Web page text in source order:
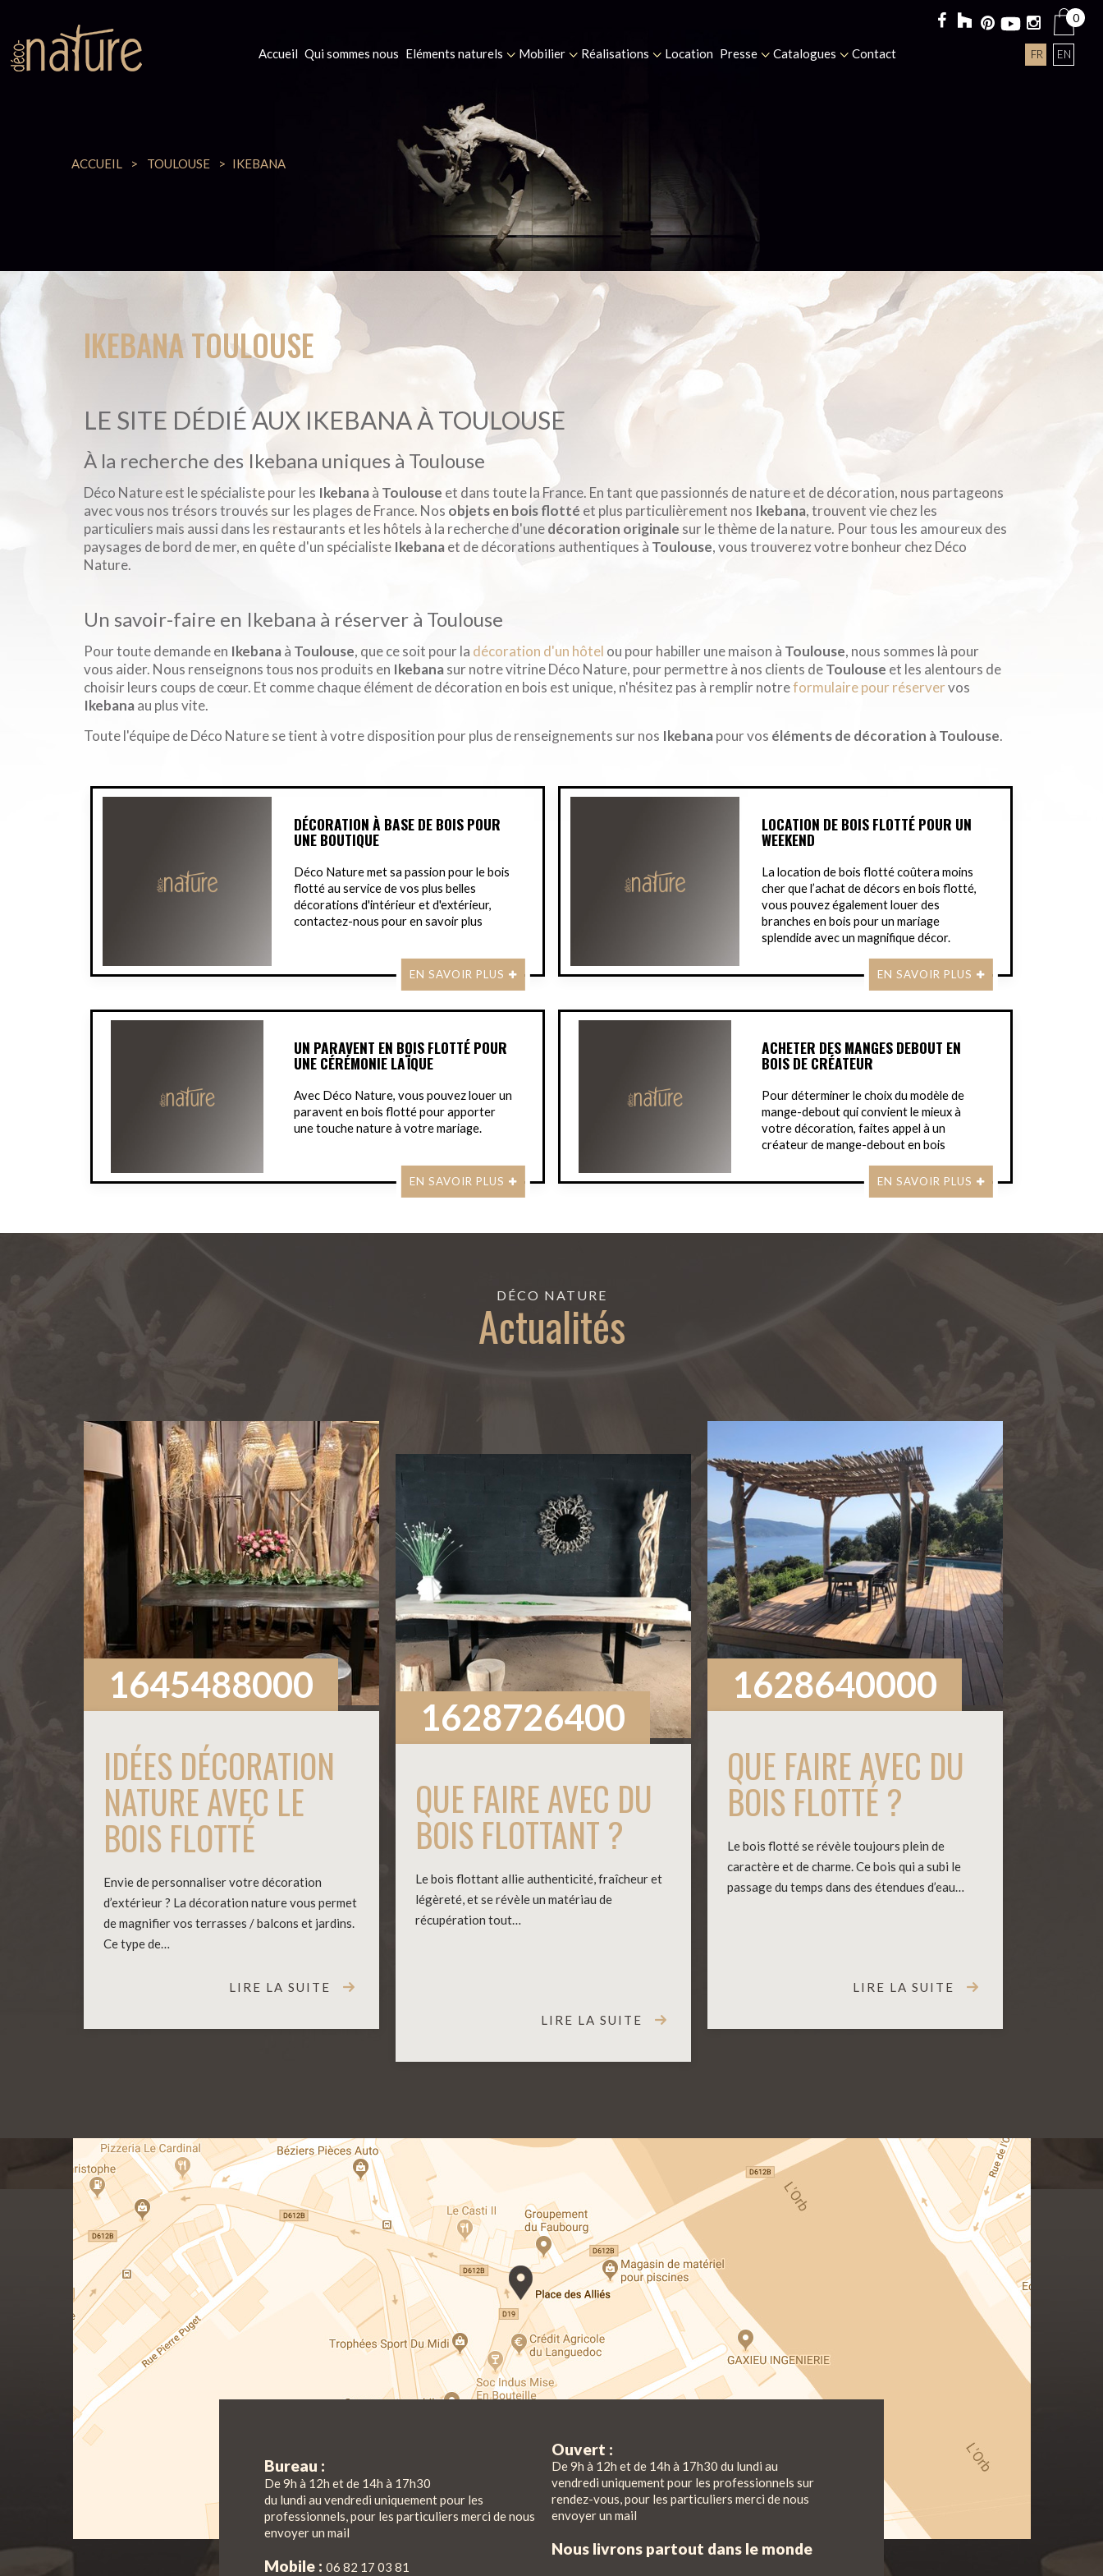
Accueil Qui sommes nous Eléments naturels Mobilier Réalisations Location Presse Catalogues Contact FR EN
0
ACCUEIL TOULOUSE IKEBANA
IKEBANA TOULOUSE
LE SITE DÉDIÉ AUX IKEBANA À TOULOUSE
À la recherche des Ikebana uniques à Toulouse
Déco Nature est le spécialiste pour les Ikebanaà Toulouse et dans toute la France. En tant que passionnés de nature et de décoration, nous partageons
avec vous nos trésors trouvés sur les plages de France. Nos objets en bois flotté et plus particulièrement nos Ikebana, trouvent vie chez les
particuliers mais aussi dans les restaurants et les hôtels à la recherche d'unedécoration originale sur le thème de la nature. Pour tous les amoureux des
paysages de bord de mer, en quête d'un spécialiste Ikebanaet de décorations authentiques à Toulouse, vous trouverez votre bonheur chez Déco
Nature.
Un savoir-faire en Ikebana à réserver à Toulouse
Pour toute demande en Ikebanaà Toulouse, que ce soit pour la décoration d'un hôtel ou pour habiller une maison à Toulouse, nous sommes là pour
vous aider. Nous renseignons tous nos produits en Ikebanasur notre vitrine Déco Nature, pour permettre à nos clients deToulouse et les alentours de
choisir leurs coups de cœur. Et comme chaque élément de décoration en bois est unique, n'hésitez pas à remplir notreformulaire pour réservervos
Ikebanaau plus vite.
Toute l'équipe de Déco Nature se tient à votre disposition pour plus de renseignements sur nos Ikebanapour vos éléments de décoration à Toulouse.
DÉCORATION À BASE DE BOIS POUR
UNE BOUTIQUE
Déco Nature met sa passion pour le bois
flotté au service de vos plus belles
décorations d'intérieur et d'extérieur,
contactez-nous pour en savoir plus
EN SAVOIR PLUS
LOCATION DE BOIS FLOTTÉ POUR UN
WEEKEND
La location de bois flotté coûtera moins
cher que l’achat de décors en bois flotté,
vous pouvez également louer des
branches en bois pour un mariage
splendide avec un magnifique décor.
EN SAVOIR PLUS
UN PARAVENT EN BOIS FLOTTÉ POUR
UNE CÉRÉMONIE LAÏQUE
Avec Déco Nature, vous pouvez louer un
paravent en bois flotté pour apporter
une touche nature à votre mariage.
EN SAVOIR PLUS
ACHETER DES MANGES DEBOUT EN
BOIS DE CRÉATEUR
Pour déterminer le choix du modèle de
mange-debout qui convient le mieux à
votre décoration, faites appel à un
créateur de mange-debout en bois
EN SAVOIR PLUS
DÉCO NATURE
Actualités
1645488000
IDÉES DÉCORATION
NATURE AVEC LE
BOIS FLOTTÉ
Envie de personnaliser votre décoration
d’extérieur ? La décoration nature vous permet
de magnifier vos terrasses / balcons et jardins.
Ce type de…
LIRE LA SUITE
1628726400
QUE FAIRE AVEC DU
BOIS FLOTTANT ?
Le bois flottant allie authenticité, fraîcheur et
légèreté, et se révèle un matériau de
récupération tout…
LIRE LA SUITE
1628640000
QUE FAIRE AVEC DU
BOIS FLOTTÉ ?
Le bois flotté se révèle toujours plein de
caractère et de charme. Ce bois qui a subi le
passage du temps dans des étendues d’eau…
LIRE LA SUITE
Bureau :
De 9h à 12h et de 14h à 17h30
du lundi au vendredi uniquement pour les
professionnels, pour les particuliers merci de nous
envoyer un mail
Mobile : 06 82 17 03 81
Ouvert :
De 9h à 12h et de 14h à 17h30 du lundi au
vendredi uniquement pour les professionnels sur
rendez-vous, pour les particuliers merci de nous
envoyer un mail
Nous livrons partout dans le monde